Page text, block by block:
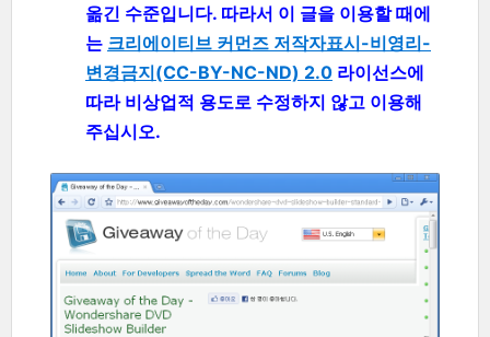
옮긴 수준입니다. 따라서 이 글을 이용할 때에
는 크리에이티브 커먼즈 저작자표시-비영리-
변경금지(CC-BY-NC-ND) 2.0 라이선스에
따라 비상업적 용도로 수정하지 않고 이용해
주십시오.